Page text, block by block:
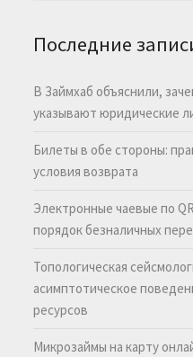
Последние
В Займхаб объяснили,
указывают юридические
Билеты в обе стороны:
условия возврата
Электронные чаевые по
порядок безналичных
Топологическая
асимптотическое
ресурсов
Микрозаймы на карту